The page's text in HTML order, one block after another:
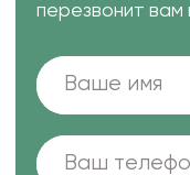
перезвонит